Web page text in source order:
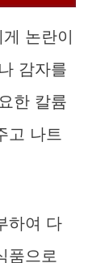
논란이
감자를
한 칼륨
고 나트
하여 다
품으로